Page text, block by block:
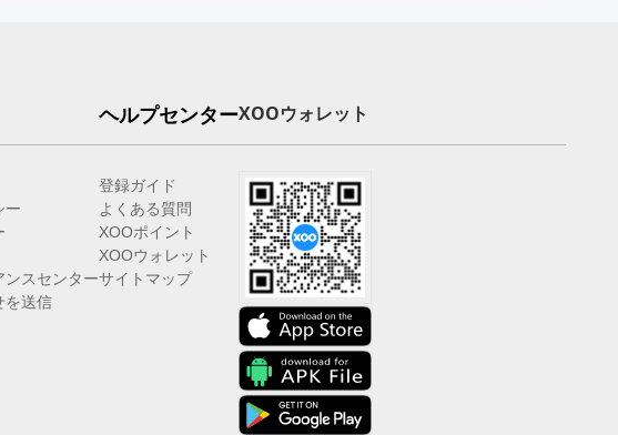
ー
ンスセンター
を送信
ヘルプセンター
登録ガイド
よくある質問
XOOポイント
XOOウォレット
サイトマップ
XOOウォレット